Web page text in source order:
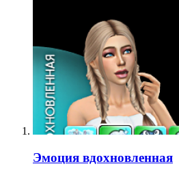
Эмоция вдохновленная